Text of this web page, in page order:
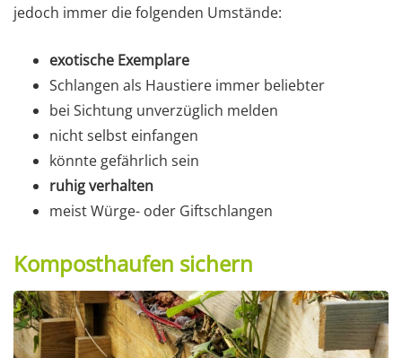
jedoch immer die folgenden Umstände:
exotische Exemplare
Schlangen als Haustiere immer beliebter
bei Sichtung unverzüglich melden
nicht selbst einfangen
könnte gefährlich sein
ruhig verhalten
meist Würge- oder Giftschlangen
Komposthaufen sichern